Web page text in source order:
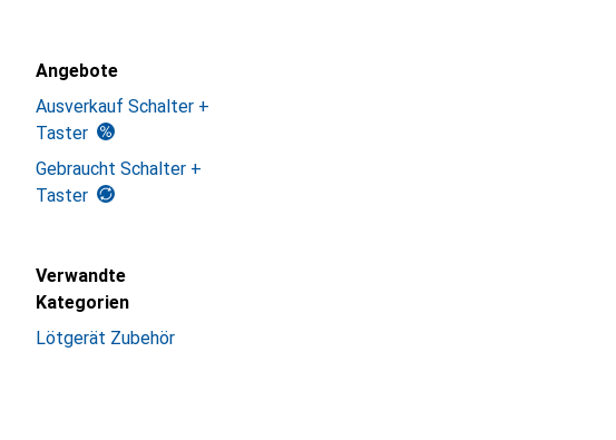
Angebote
Ausverkauf Schalter +
Taster
Gebraucht Schalter +
Taster
Verwandte
Kategorien
Lötgerät Zubehör